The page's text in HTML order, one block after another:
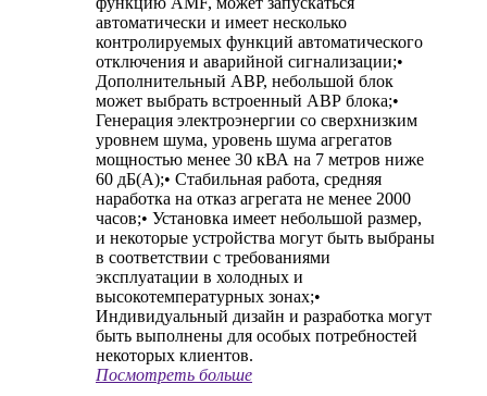
автоматически и имеет несколько
контролируемых функций автоматического
отключения и аварийной сигнализации;•
Дополнительный АВР, небольшой блок
может выбрать встроенный АВР блока;•
Генерация электроэнергии со сверхнизким
уровнем шума, уровень шума агрегатов
мощностью менее 30 кВА на 7 метров ниже
60 дБ(А);• Стабильная работа, средняя
наработка на отказ агрегата не менее 2000
часов;• Установка имеет небольшой размер,
и некоторые устройства могут быть выбраны
в соответствии с требованиями
эксплуатации в холодных и
высокотемпературных зонах;•
Индивидуальный дизайн и разработка могут
быть выполнены для особых потребностей
некоторых клиентов.
Посмотреть больше